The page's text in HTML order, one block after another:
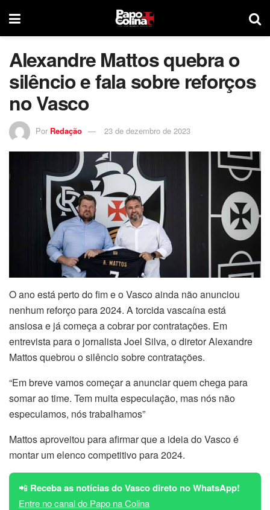
Alexandre Mattos quebra o
silêncio e fala sobre reforços
no Vasco
Por Redação 23 de dezembro de 2023
O ano está perto do fim e o Vasco ainda não anunciou
nenhum reforço para 2024. A torcida vascaína está
ansiosa e já começa a cobrar por contratações. Em
entrevista para o jornalista Joel Silva, o diretor Alexandre
Mattos quebrou o silêncio sobre contratações.
“Em breve vamos começar a anunciar quem chega para
somar ao time. Tem muita especulação, mas nós não
especulamos, nós trabalhamos”
Mattos aproveitou para afirmar que a ideia do Vasco é
montar um elenco competitivo para 2024.
📲 Receba as notícias do Vasco direto no WhatsApp!
Entre no canal do Papo na Colina